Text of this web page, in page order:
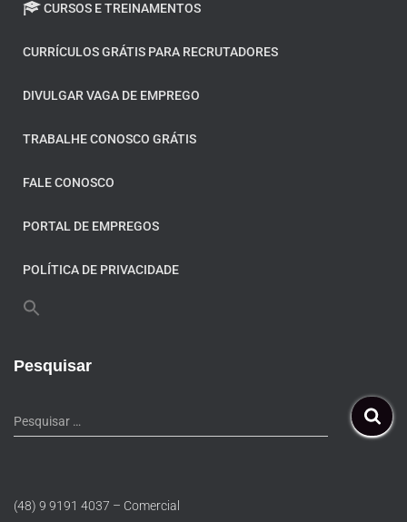
CURSOS E TREINAMENTOS
CURRÍCULOS GRÁTIS PARA RECRUTADORES
DIVULGAR VAGA DE EMPREGO
TRABALHE CONOSCO GRÁTIS
FALE CONOSCO
PORTAL DE EMPREGOS
POLÍTICA DE PRIVACIDADE
Pesquisar
Pesquisar …
(48) 9 9191 4037 – Comercial